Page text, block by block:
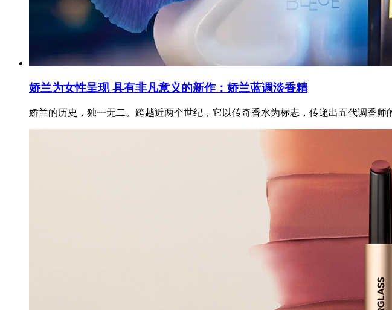
娇兰为女性呈现 具有非凡意义的新作：娇兰蓝调淡香精
娇兰的历史，独一无二。跨越近两个世纪，它以传奇香水为标志，传递出五代调香师